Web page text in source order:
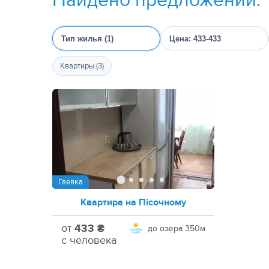
Тип жилья (1) Цена: 433-433
Квартиры (3)
Гаевка
Квартира на Пісочному
до озера 350м
от 433 ₴
с человека